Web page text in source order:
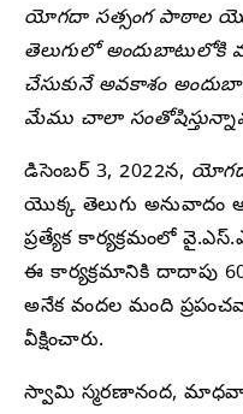
యోగదా సత్సంగ పాఠాల యొక్క
తెలుగులో
చేసుకునే అవకాశం
మేము చాలా
డిసెంబర్ 3, 2022న,
యొక్క తెలుగు అనువాదం
ప్రత్యేక కార్యక్రమంలో
ఈ కార్యక్రమానికి దాదాపు
అనేక వందల మంది
వీక్షించారు.
స్వామి స్మరణానంద,